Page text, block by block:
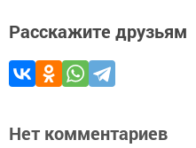
Расскажите друзьям
Нет комментариев